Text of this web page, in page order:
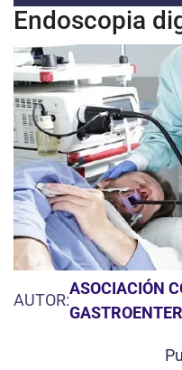
Endoscopia
AUTOR:
ASOCIACIÓN